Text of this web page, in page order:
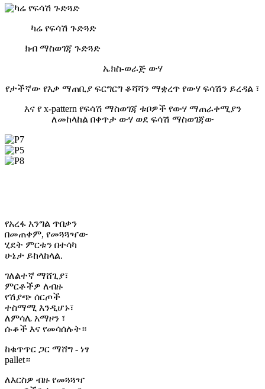
ካሬ የፍሳሽ ጉድጓድ
ክብ ማስወገጃ ጉድጓድ
ኤክስ-ወራጅ ውሃ
የታችኛው የእቃ ማጠቢያ ፍርግርግ ቆሻሻን ማቋረጥ የውሃ ፍሳሽን ይረዳል ፣
እና የ x-pattern የፍሳሽ ማስወገጃ ቱቦዎች የውሃ ማጠራቀሚያን
ለመከላከል በቀጥታ ውሃ ወደ ፍሳሽ ማስወገጃው
የአረፋ አንግል ጥበቃን
በመጠቀም, የመጓጓዣው
ሂደት ምርቱን በተሳካ
ሁኔታ ይከላከላል.
ገለልተኛ ማሸጊያ፣
ምርቶችዎ ለብዙ
የሽያጭ ሰርጦች
ተስማሚ እንዲሆኑ፣
ለምሳሌ አማዞን ፣
ሱቆች እና የመሳሰሉት።
ከቁጥጥር ጋር ማሸግ - ነፃ
pallet።
ለእርስዎ ብዙ የመጓጓዣ